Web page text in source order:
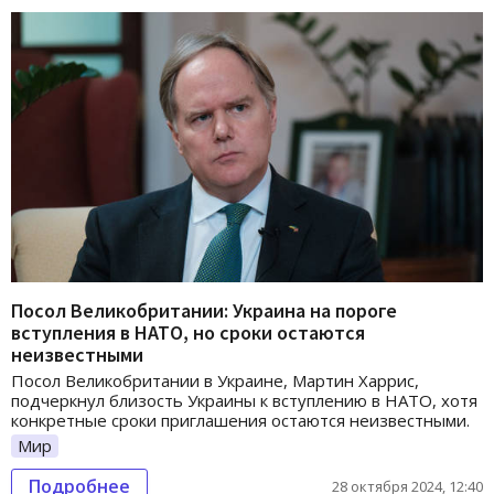
Посол Великобритании: Украина на пороге
вступления в НАТО, но сроки остаются
неизвестными
Посол Великобритании в Украине, Мартин Харрис,
подчеркнул близость Украины к вступлению в НАТО, хотя
конкретные сроки приглашения остаются неизвестными.
Мир
Подробнее 28 октября 2024, 12:40